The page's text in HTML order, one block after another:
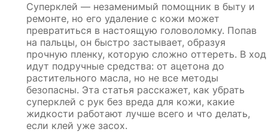
Суперклей — незаменимый помощник в быту и
ремонте, но его удаление с кожи может
превратиться в настоящую головоломку. Попав
на пальцы, он быстро застывает, образуя
прочную пленку, которую сложно оттереть. В ход
идут подручные средства: от ацетона до
растительного масла, но не все методы
безопасны. Эта статья расскажет, как убрать
суперклей с рук без вреда для кожи, какие
жидкости работают лучше всего и что делать,
если клей уже засох.